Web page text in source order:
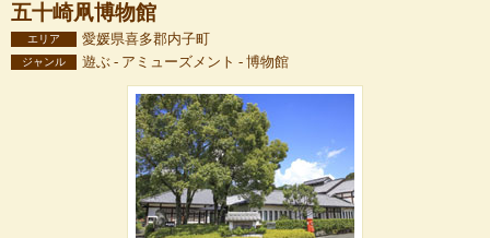
五十崎凧博物館
エリア 愛媛県喜多郡内子町
ジャンル 遊ぶ - アミューズメント - 博物館